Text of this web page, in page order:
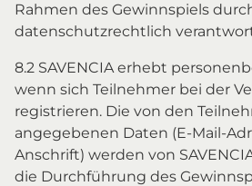
Rahmen des Gewinnspiels
datenschutzrechtlich
8.2 SAVENCIA erhebt
wenn sich Teilnehmer bei der
registrieren. Die von den
angegebenen Daten (E-Mail-
Anschrift) werden von
die Durchführung des